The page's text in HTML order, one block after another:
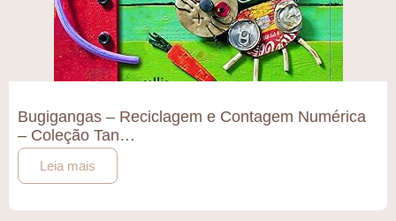
Bugigangas – Reciclagem e Contagem Numérica
– Coleção Tan…
Leia mais